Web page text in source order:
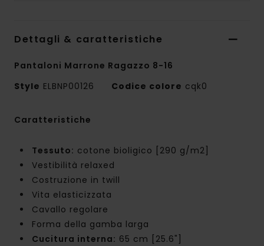
Dettagli & caratteristiche
Pantaloni Marrone Ragazzo 8-16
Style ELBNP00126 Codice colore cqk0
Caratteristiche
Tessuto: cotone bioligico [290 g/m2]
Vestibilità relaxed
Costruzione in twill
Vita elasticizzata
Cavallo regolare
Forma della gamba larga
Cucitura interna: 65 cm [25.6"]